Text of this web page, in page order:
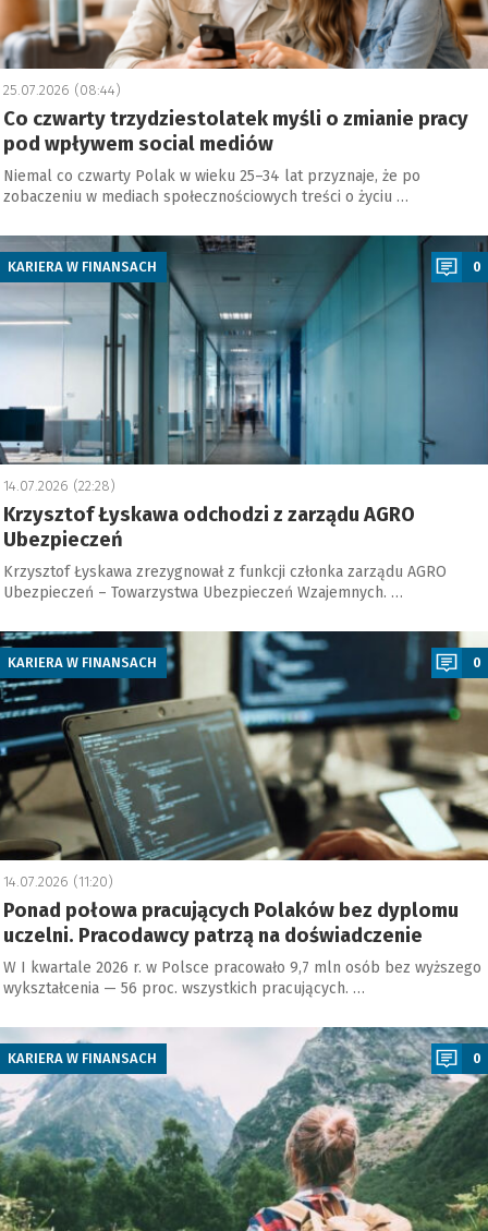
25.07.2026 (08:44)
Co czwarty trzydziestolatek myśli o zmianie pracy
pod wpływem social mediów
Niemal co czwarty Polak w wieku 25–34 lat przyznaje, że po
zobaczeniu w mediach społecznościowych treści o życiu …
KARIERA W FINANSACH 0
14.07.2026 (22:28)
Krzysztof Łyskawa odchodzi z zarządu AGRO
Ubezpieczeń
Krzysztof Łyskawa zrezygnował z funkcji członka zarządu AGRO
Ubezpieczeń – Towarzystwa Ubezpieczeń Wzajemnych. …
KARIERA W FINANSACH 0
14.07.2026 (11:20)
Ponad połowa pracujących Polaków bez dyplomu
uczelni. Pracodawcy patrzą na doświadczenie
W I kwartale 2026 r. w Polsce pracowało 9,7 mln osób bez wyższego
wykształcenia — 56 proc. wszystkich pracujących. …
KARIERA W FINANSACH 0